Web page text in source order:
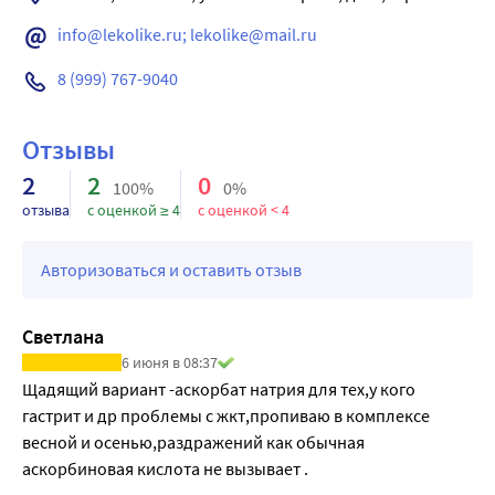
антиоксидантной защиты, который участвует в сотнях
биохимических процессов, от иммунитета до синтеза
коллагена.
которой аскорбиновая кислота соединена с натрием. В
отличие от обычной аскорбиновой кислоты, он обладает
рядом преимуществ, особенно для людей с
щадящая форма витамина.
info@lekolike.ru; lekolike@mail.ru
8 (999) 767-9040
Отзывы
2
отзыва
2 100%
с оценкой ≥ 4
0 0%
с оценкой < 4
Авторизоваться и оставить отзыв
Светлана
6 июня в 08:37
Щадящий вариант -аскорбат натрия для тех,у кого
гастрит и др проблемы с жкт,пропиваю в комплексе
весной и осенью,раздражений как обычная
аскорбиновая кислота не вызывает .